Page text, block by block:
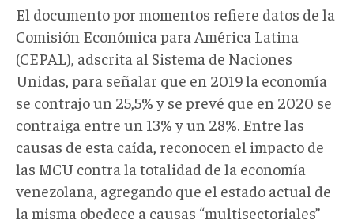
El documento por momentos refiere datos de la
Comisión Económica para América Latina
(CEPAL), adscrita al Sistema de Naciones
Unidas, para señalar que en 2019 la economía
se contrajo un 25,5% y se prevé que en 2020 se
contraiga entre un 13% y un 28%. Entre las
causas de esta caída, reconocen el impacto de
las MCU contra la totalidad de la economía
venezolana, agregando que el estado actual de
la misma obedece a causas “multisectoriales”